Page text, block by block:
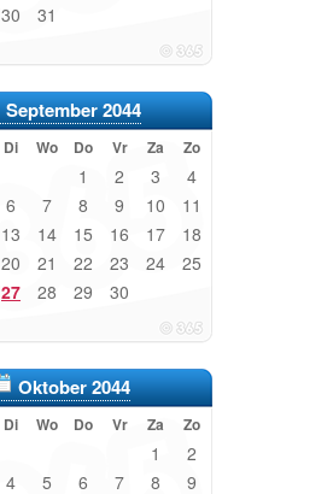
30 31
September 2044
Di Wo Do Vr Za Zo
1 2 3 4
6 7 8 9 10 11
13 14 15 16 17 18
20 21 22 23 24 25
27 28 29 30
Oktober 2044
Di Wo Do Vr Za Zo
1 2
4 5 6 7 8 9